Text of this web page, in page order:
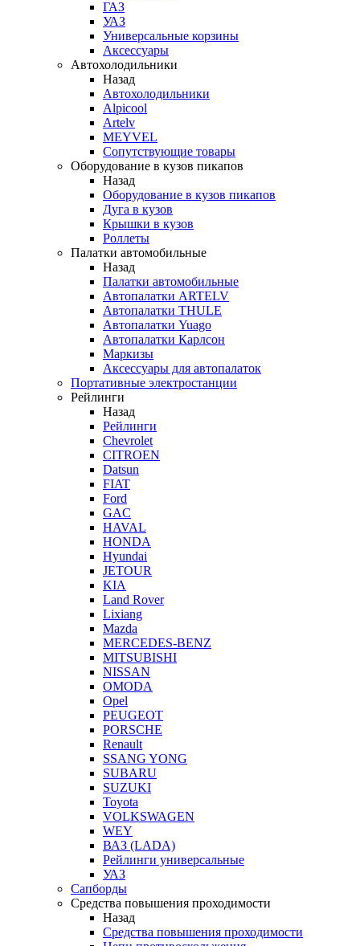
ГАЗ
УАЗ
Универсальные корзины
Аксессуары
Автохолодильники
Назад
Автохолодильники
Alpicool
Artelv
MEYVEL
Сопутствующие товары
Оборудование в кузов пикапов
Назад
Оборудование в кузов пикапов
Дуга в кузов
Крышки в кузов
Роллеты
Палатки автомобильные
Назад
Палатки автомобильные
Автопалатки ARTELV
Автопалатки THULE
Автопалатки Yuago
Автопалатки Карлсон
Маркизы
Аксессуары для автопалаток
Портативные электростанции
Рейлинги
Назад
Рейлинги
Chevrolet
CITROEN
Datsun
FIAT
Ford
GAC
HAVAL
HONDA
Hyundai
JETOUR
KIA
Land Rover
Lixiang
Mazda
MERCEDES-BENZ
MITSUBISHI
NISSAN
OMODA
Opel
PEUGEOT
PORSCHE
Renault
SSANG YONG
SUBARU
SUZUKI
Toyota
VOLKSWAGEN
WEY
ВАЗ (LADA)
Рейлинги универсальные
УАЗ
Сапборды
Средства повышения проходимости
Назад
Средства повышения проходимости